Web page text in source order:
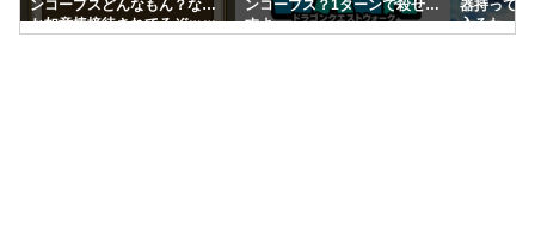
ンコープスどんなもん？なん
か如意棒接待されてるぞｗｗ
ンコープス？1ターンで殺せま
すよ
器持って
入るわ